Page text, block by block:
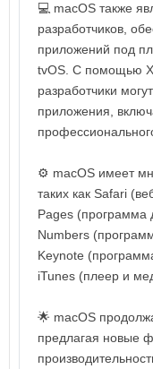
💻 macOS также
разработчиков,
приложений под
tvOS. С помощью
разработчики
приложения,
⚙️ macOS имеет
таких как Safari
Pages (программа
Numbers
Keynote
iTunes (плеер и
🌟 macOS
предлагая новые